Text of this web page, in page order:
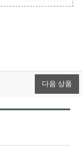
다음 상품